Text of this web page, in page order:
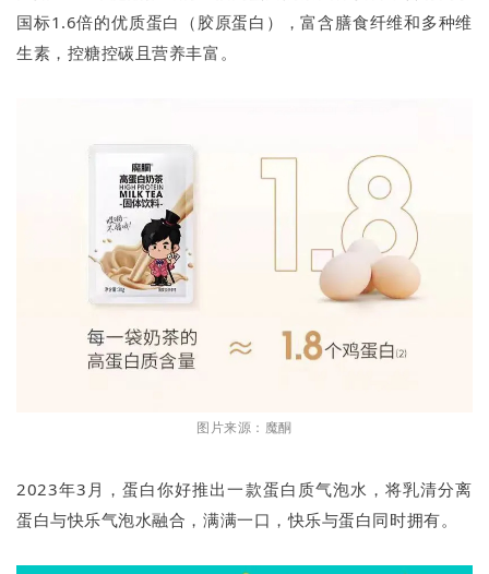
国标1.6倍的优质蛋白（胶原蛋白），富含膳食纤维和多种维
生素，控糖控碳且营养丰富。
图片来源：魔酮
2023年3月，蛋白你好推出一款蛋白质气泡水，将乳清分离
蛋白与快乐气泡水融合，满满一口，快乐与蛋白同时拥有。